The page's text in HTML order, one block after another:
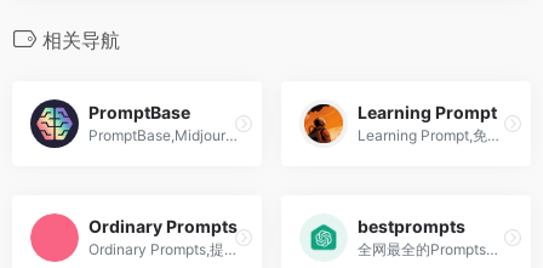
相关导航
PromptBase
PromptBase,Midjourney,ChatGPT,Stable Diffusion,DALLE提示词买卖市场
Learning Prompt
Learning Prompt,免费的Prompt Engineering教程,ChatGPT和Midjourney教程
Ordinary Prompts
Ordinary Prompts,提供AI生成的提示词,给写作,教学或营销等领域灵感
bestprompts
全网最全的Prompts网站,提供精选最好的Prompts,能够适配GPT3.5、GPT4、通义千问、文心一言、讯飞星火等大模型。